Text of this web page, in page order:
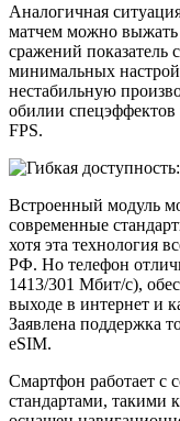
Аналогичная
матчем можно выжать
сражений показатель
минимальных
нестабильную
обилии спецэффектов
FPS.
Встроенный модуль
современные
хотя эта технология
РФ. Но телефон
1413/301 Мбит/с),
выходе в интернет и
Заявлена поддержка
eSIM.
Смартфон работает с
стандартами, такими